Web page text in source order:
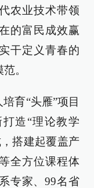
农业技术带领
的富民成效赢
干定义青春的
。
育“头雁”项目
造“理论教学
搭建起覆盖产
全方位课程体
专家、99名省